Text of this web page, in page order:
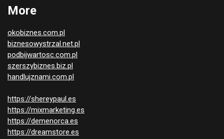
More
okobiznes.com.pl
biznesowystrzal.net.pl
podbijwartosc.com.pl
szerszybiznes.biz.pl
handlujznami.com.pl
https://shereypaul.es
https://mixmarketing.es
https://demenorca.es
https://dreamstore.es